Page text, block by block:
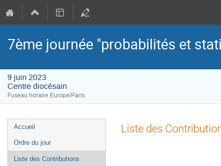
7ème journée "probabilités et
9 juin 2023
Centre diocésain
Fuseau horaire Europe/Paris
Menu
de
l'événement
Accueil
Ordre du jour
Liste des Contributions
Liste des